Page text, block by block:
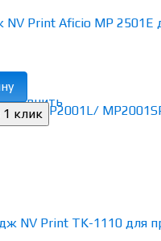
сравнить
Print Aficio MP 2501E